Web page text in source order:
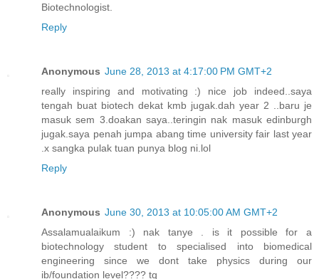
Biotechnologist.
Reply
Anonymous June 28, 2013 at 4:17:00 PM GMT+2
really inspiring and motivating :) nice job indeed..saya
tengah buat biotech dekat kmb jugak.dah year 2 ..baru je
masuk sem 3.doakan saya..teringin nak masuk edinburgh
jugak.saya penah jumpa abang time university fair last year
.x sangka pulak tuan punya blog ni.lol
Reply
Anonymous June 30, 2013 at 10:05:00 AM GMT+2
Assalamualaikum :) nak tanye . is it possible for a
biotechnology student to specialised into biomedical
engineering since we dont take physics during our
ib/foundation level???? tq